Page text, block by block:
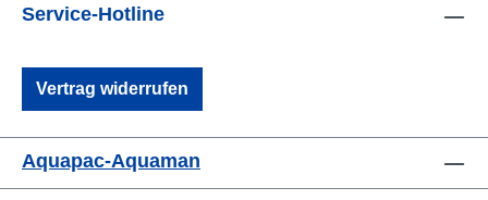
Service-Hotline
Vertrag widerrufen
Aquapac-Aquaman